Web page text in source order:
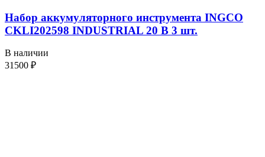
Набор аккумуляторного инструмента INGCO
CKLI202598 INDUSTRIAL 20 В 3 шт.
В наличии
31500 ₽